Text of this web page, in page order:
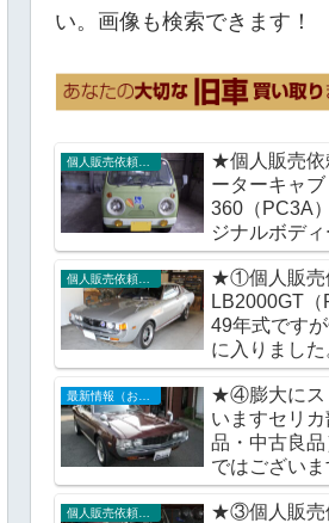
い。画像も検索できます！
★個人販売依
ーターキャブ
360（PC3A
ジナルボデ
称ガチャピ
かがですか。
★①個人販売
LB2000GT
49年式です
に入りました
★④膨大にス
いますセリ
品・中古良
ではござい
で検討。
★③個人販売